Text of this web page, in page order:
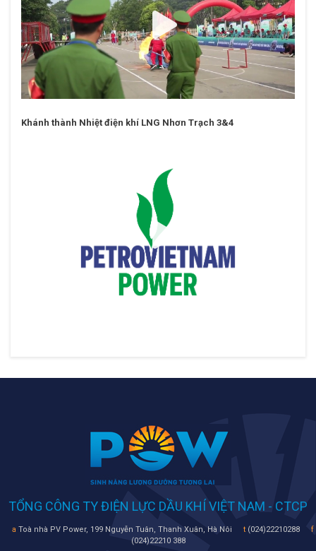
Khánh thành Nhiệt điện khí LNG Nhơn Trạch 3&4
TỔNG CÔNG TY ĐIỆN LỰC DẦU KHÍ VIỆT NAM - CTCP
(024)22210 388